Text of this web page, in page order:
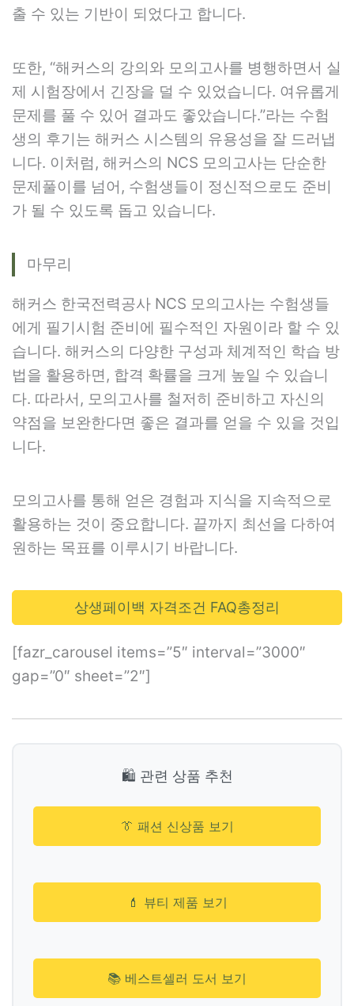
출 수 있는 기반이 되었다고 합니다.
또한, “해커스의 강의와 모의고사를 병행하면서 실
제 시험장에서 긴장을 덜 수 있었습니다. 여유롭게
문제를 풀 수 있어 결과도 좋았습니다.”라는 수험
생의 후기는 해커스 시스템의 유용성을 잘 드러냅
니다. 이처럼, 해커스의 NCS 모의고사는 단순한
문제풀이를 넘어, 수험생들이 정신적으로도 준비
가 될 수 있도록 돕고 있습니다.
마무리
해커스 한국전력공사 NCS 모의고사는 수험생들
에게 필기시험 준비에 필수적인 자원이라 할 수 있
습니다. 해커스의 다양한 구성과 체계적인 학습 방
법을 활용하면, 합격 확률을 크게 높일 수 있습니
다. 따라서, 모의고사를 철저히 준비하고 자신의
약점을 보완한다면 좋은 결과를 얻을 수 있을 것입
니다.
모의고사를 통해 얻은 경험과 지식을 지속적으로
활용하는 것이 중요합니다. 끝까지 최선을 다하여
원하는 목표를 이루시기 바랍니다.
상생페이백 자격조건 FAQ총정리
[fazr_carousel items=”5″ interval=”3000″
gap=”0″ sheet=”2″]
🛍️ 관련 상품 추천
👔 패션 신상품 보기
💄 뷰티 제품 보기
📚 베스트셀러 도서 보기